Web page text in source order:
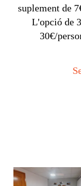
suplement de
L'opció de
30€/